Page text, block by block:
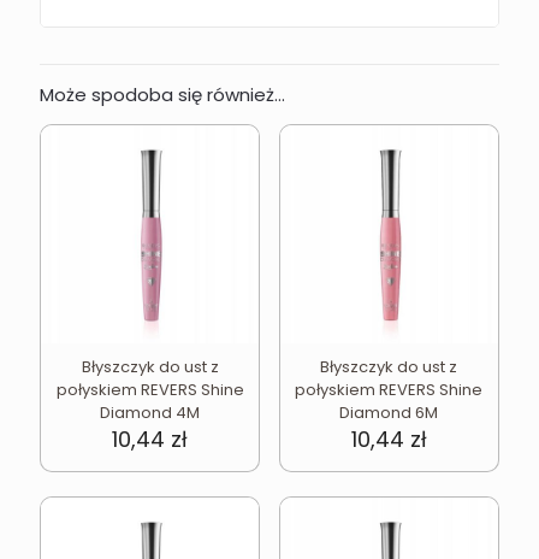
Może spodoba się również…
Błyszczyk do ust z
połyskiem REVERS Shine
Diamond 4M
10,44 zł
Błyszczyk do ust z
połyskiem REVERS Shine
Diamond 6M
10,44 zł